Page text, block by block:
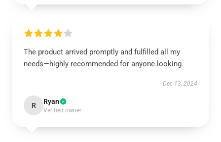
The product arrived promptly and fulfilled all my
needs—highly recommended for anyone looking.
Dec 13, 2024
R Ryan
Verified owner